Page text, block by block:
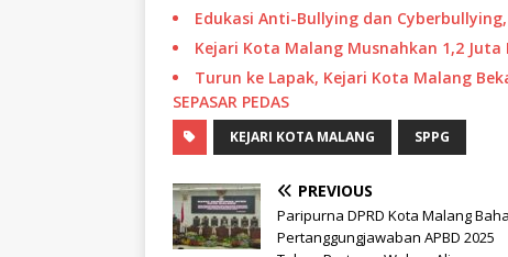
Edukasi Anti-Bullying dan
Kejari Kota Malang Musnahkan 1,2 Juta
Turun ke Lapak, Kejari Kota Malang
SEPASAR PEDAS
KEJARI KOTA MALANG SPPG
PREVIOUS
Paripurna DPRD Kota Malang
Pertanggungjawaban APBD 2025